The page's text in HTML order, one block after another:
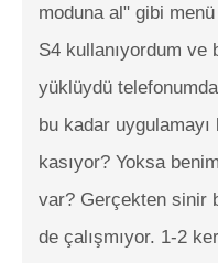
moduna al" gibi
S4 kullanıyordum ve
yüklüydü
bu kadar uygulamayı
kasıyor? Yoksa
var? Gerçekten sinir
de çalışmıyor. 1-2